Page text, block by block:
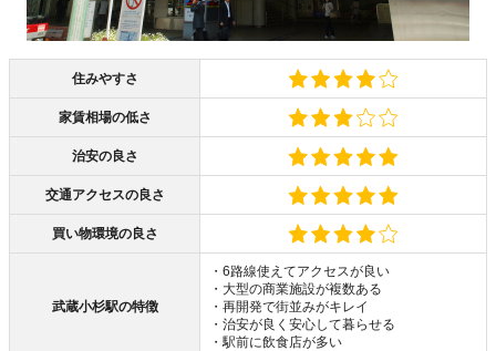
住みやすさ
家賃相場の低さ
治安の良さ
交通アクセスの良さ
買い物環境の良さ
武蔵小杉駅の特徴
・6路線使えてアクセスが良い
・大型の商業施設が複数ある
・再開発で街並みがキレイ
・治安が良く安心して暮らせる
・駅前に飲食店が多い